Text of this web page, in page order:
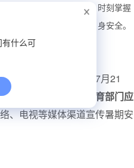
应履行好监护人的职责 ，时刻掌握
救技巧，让其保护好自身安全。
。受暴雨天气影响，7月21
生人员伤亡。
各地教育部门应
、电视等媒体渠道宣传暑期安
有什么可